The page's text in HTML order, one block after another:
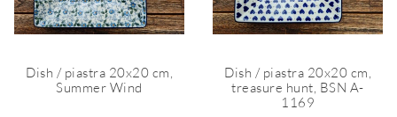
Dish / piastra 20x20 cm,
Summer Wind
Dish / piastra 20x20 cm,
treasure hunt, BSN A-
1169